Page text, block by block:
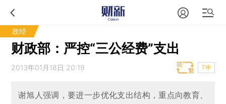
政经
财政部：严控“三公经费”支出
2013年01月18日 20:19 T中
谢旭人强调，要进一步优化支出结构，重点向教育、